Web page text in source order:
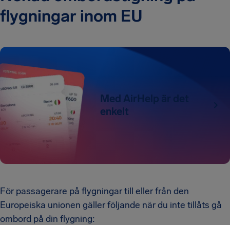
flygningar inom EU
Med AirHelp är det
enkelt
För passagerare på flygningar till eller från den
Europeiska unionen gäller följande när du inte tillåts gå
ombord på din flygning: